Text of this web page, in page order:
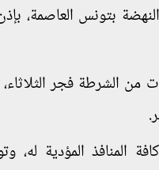
بتونس العاصمة،
الشرطة فجر
المنافذ المؤدية له،